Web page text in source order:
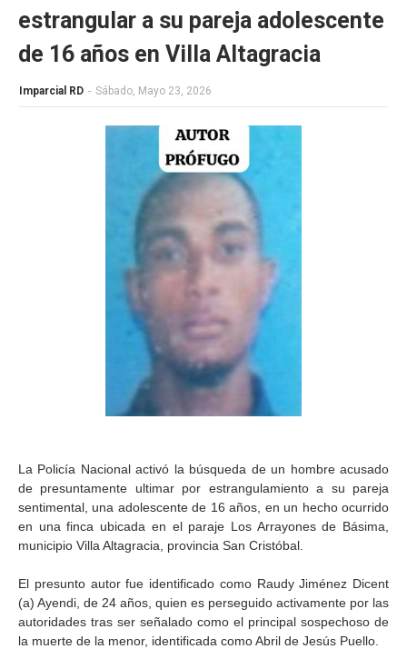
estrangular a su pareja adolescente
de 16 años en Villa Altagracia
Imparcial RD - Sábado, Mayo 23, 2026
La Policía Nacional activó la búsqueda de un hombre acusado
de presuntamente ultimar por estrangulamiento a su pareja
sentimental, una adolescente de 16 años, en un hecho ocurrido
en una finca ubicada en el paraje Los Arrayones de Básima,
municipio Villa Altagracia, provincia San Cristóbal.
El presunto autor fue identificado como Raudy Jiménez Dicent
(a) Ayendi, de 24 años, quien es perseguido activamente por las
autoridades tras ser señalado como el principal sospechoso de
la muerte de la menor, identificada como Abril de Jesús Puello.